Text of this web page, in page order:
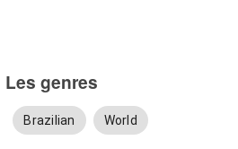
Les genres
Brazilian World